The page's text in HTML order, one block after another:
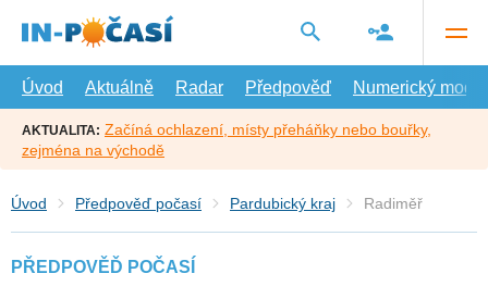
hlavní
Úvod
Aktuálně Radar Předpověď Numerický model
AKTUALITA: Začíná ochlazení, místy přeháňky nebo bouřky,
zejména na východě
Úvod Předpověď počasí Pardubický kraj Radiměř
PŘEDPOVĚĎ POČASÍ